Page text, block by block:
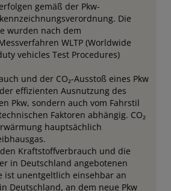
gemäß der Pkw-
Die
wurden nach dem
WLTP (Worldwide
vehicles Test Procedures)
und der CO₂-Ausstoß eines Pkw
effizienten Ausnutzung des
Pkw, sondern auch vom Fahrstil
Faktoren abhängig. CO₂
hauptsächlich
Kraftstoffverbrauch und die
in Deutschland angebotenen
ist unentgeltlich einsehbar an
Deutschland, an dem neue Pkw